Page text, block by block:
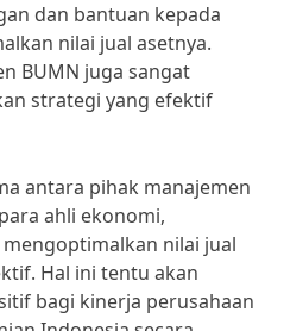
dan bantuan kepada
nilai jual asetnya.
BUMN juga sangat
strategi yang efektif
antara pihak manajemen
ahli ekonomi,
nilai jual
Hal ini tentu akan
bagi kinerja perusahaan